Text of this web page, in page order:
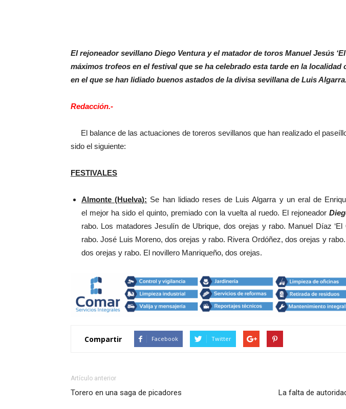
El rejoneador sevillano Diego Ventura y el matador de toros Manuel Jesús
máximos trofeos en el festival que se ha celebrado esta tarde en la localidad
en el que se han lidiado buenos astados de la divisa sevillana de Luis Algarra.
Redacción.-
El balance de las actuaciones de toreros sevillanos que han realizado el
sido el siguiente:
FESTIVALES
Almonte (Huelva): Se han lidiado reses de Luis Algarra y un eral de
el mejor ha sido el quinto, premiado con la vuelta al ruedo. El rejoneador
rabo. Los matadores Jesulín de Ubrique, dos orejas y rabo. Manuel Díaz ‘El
rabo. José Luis Moreno, dos orejas y rabo. Rivera Ordóñez, dos orejas y
dos orejas y rabo. El novillero Manriqueño, dos orejas.
Compartir Facebook Twitter
Artículo anterior
Torero en una saga de picadores
La falta de